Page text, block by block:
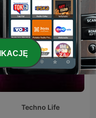
Techno Life